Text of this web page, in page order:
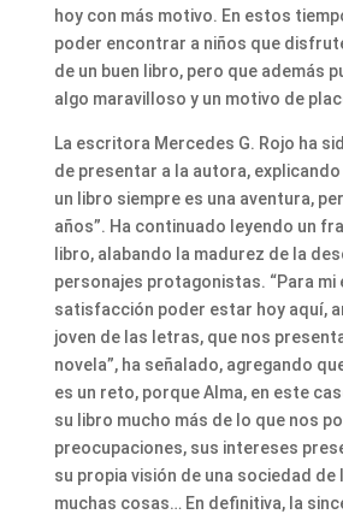
hoy con más motivo. En estos
poder encontrar a niños que
de un buen libro, pero que además
algo maravilloso y un motivo de
La escritora Mercedes G. Rojo ha
de presentar a la autora,
un libro siempre es una aventura,
años”. Ha continuado leyendo un
libro, alabando la madurez de la
personajes protagonistas. “Para mi
satisfacción poder estar hoy aquí,
joven de las letras, que nos
novela”, ha señalado, agregando
es un reto, porque Alma, en este
su libro mucho más de lo que nos
preocupaciones, sus intereses
su propia visión de una sociedad de
muchas cosas… En definitiva, la